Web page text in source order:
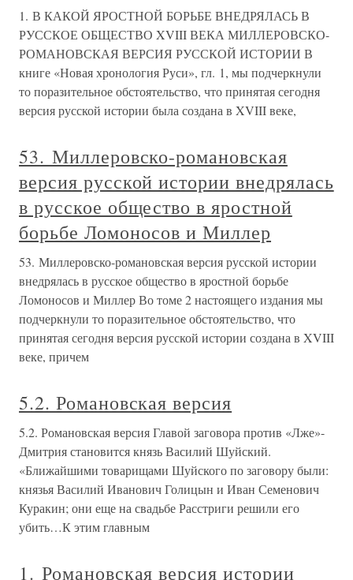
1. В КАКОЙ ЯРОСТНОЙ БОРЬБЕ ВНЕДРЯЛАСЬ В
РУССКОЕ ОБЩЕСТВО XVIII ВЕКА МИЛЛЕРОВСКО-
РОМАНОВСКАЯ ВЕРСИЯ РУССКОЙ ИСТОРИИ В
книге «Новая хронология Руси», гл. 1, мы подчеркнули
то поразительное обстоятельство, что принятая сегодня
версия русской истории была создана в XVIII веке,
53. Миллеровско-романовская
версия русской истории внедрялась
в русское общество в яростной
борьбе Ломоносов и Миллер
53. Миллеровско-романовская версия русской истории
внедрялась в русское общество в яростной борьбе
Ломоносов и Миллер Во томе 2 настоящего издания мы
подчеркнули то поразительное обстоятельство, что
принятая сегодня версия русской истории создана в XVIII
веке, причем
5.2. Романовская версия
5.2. Романовская версия Главой заговора против «Лже»-
Дмитрия становится князь Василий Шуйский.
«Ближайшими товарищами Шуйского по заговору были:
князья Василий Иванович Голицын и Иван Семенович
Куракин; они еще на свадьбе Расстриги решили его
убить…К этим главным
1. Романовская версия истории